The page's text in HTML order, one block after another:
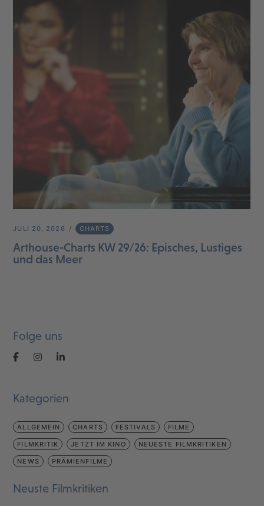
JULI 20, 2026 CHARTS
Arthouse-Charts KW 29/26: Episches, Lustiges
und das Meer
Folge uns
Kategorien
ALLGEMEIN CHARTS FESTIVALS FILME
FILMKRITIK JETZT IM KINO NEUESTE FILMKRITIKEN
NEWS PRÄMIENFILME
Neuste Filmkritiken